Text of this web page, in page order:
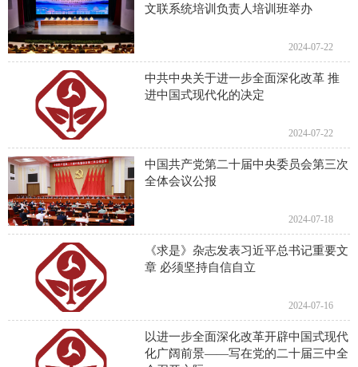
文联系统培训负责人培训班举办
2024-07-22
中共中央关于进一步全面深化改革 推
进中国式现代化的决定
2024-07-22
中国共产党第二十届中央委员会第三次
全体会议公报
2024-07-18
《求是》杂志发表习近平总书记重要文
章 必须坚持自信自立
2024-07-16
以进一步全面深化改革开辟中国式现代
化广阔前景——写在党的二十届三中全